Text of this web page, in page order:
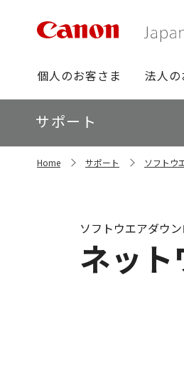
グ
ロ
ー
バ
ビ
個人のお客さま 法人の
ロ
ー
カ
ル
サポート
Home サポート ソフトウ
ネッ
ソフトウエアダウ